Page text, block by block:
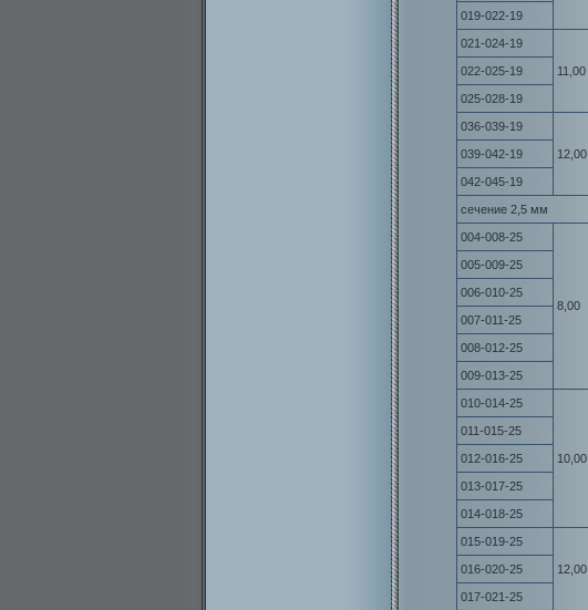
019-022-19
021-024-19
11,00
022-025-19
025-028-19
036-039-19
12,00
039-042-19
042-045-19
сечение 2,5 мм
004-008-25
8,00
005-009-25
006-010-25
007-011-25
008-012-25
009-013-25
010-014-25
10,00
011-015-25
012-016-25
013-017-25
014-018-25
015-019-25
12,00
016-020-25
017-021-25